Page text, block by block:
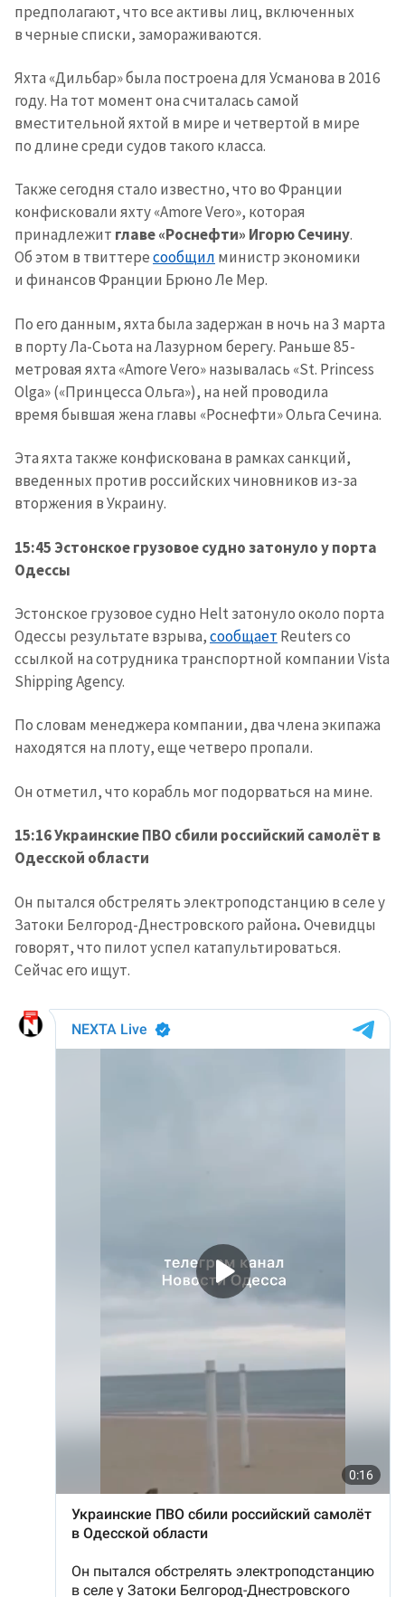
предполагают, что все активы лиц, включенных
в черные списки, замораживаются.
Яхта «Дильбар» была построена для Усманова в 2016
году. На тот момент она считалась самой
вместительной яхтой в мире и четвертой в мире
по длине среди судов такого класса.
Также сегодня стало известно, что во Франции
конфисковали яхту «Amore Vero», которая
принадлежит главе «Роснефти» Игорю Сечину.
Об этом в твиттересообщил министр экономики
и финансов Франции Брюно Ле Мер.
По его данным, яхта была задержан в ночь на 3 марта
в порту Ла-Сьота на Лазурном берегу. Раньше 85-
метровая яхта «Amore Vero» называлась «St. Princess
Olga» («Принцесса Ольга»), на ней проводила
время бывшая жена главы «Роснефти» Ольга Сечина.
Эта яхта также конфискована в рамках санкций,
введенных против российских чиновников из-за
вторжения в Украину.
15:45 Эстонское грузовое судно затонуло у порта
Одессы
Эстонское грузовое судно Helt затонуло около порта
Одессы результате взрыва,сообщает Reuters со
ссылкой на сотрудника транспортной компании Vista
Shipping Agency.
По словам менеджера компании, два члена экипажа
находятся на плоту, еще четверо пропали.
Он отметил, что корабль мог подорваться на мине.
15:16 Украинские ПВО сбили российский самолёт в
Одесской области
Он пытался обстрелять электроподстанцию в селе у
Затоки Белгород-Днестровского района.Очевидцы
говорят, что пилот успел катапультироваться.
Сейчас его ищут.
+ Добавить ссылку на
медиа
Текст новости
+ Добавить текст